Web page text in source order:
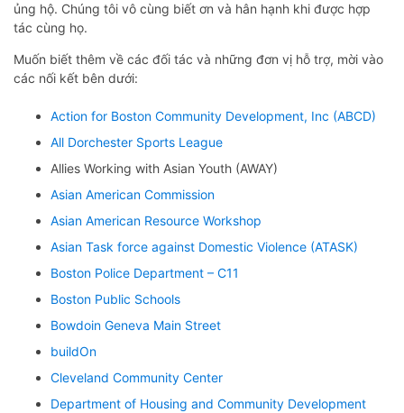
ủng hộ. Chúng tôi vô cùng biết ơn và hân hạnh khi được hợp
tác cùng họ.
Muốn biết thêm về các đối tác và những đơn vị hỗ trợ, mời vào
các nối kết bên dưới:
Action for Boston Community Development, Inc (ABCD)
All Dorchester Sports League
Allies Working with Asian Youth (AWAY)
Asian American Commission
Asian American Resource Workshop
Asian Task force against Domestic Violence (ATASK)
Boston Police Department – C11
Boston Public Schools
Bowdoin Geneva Main Street
buildOn
Cleveland Community Center
Department of Housing and Community Development